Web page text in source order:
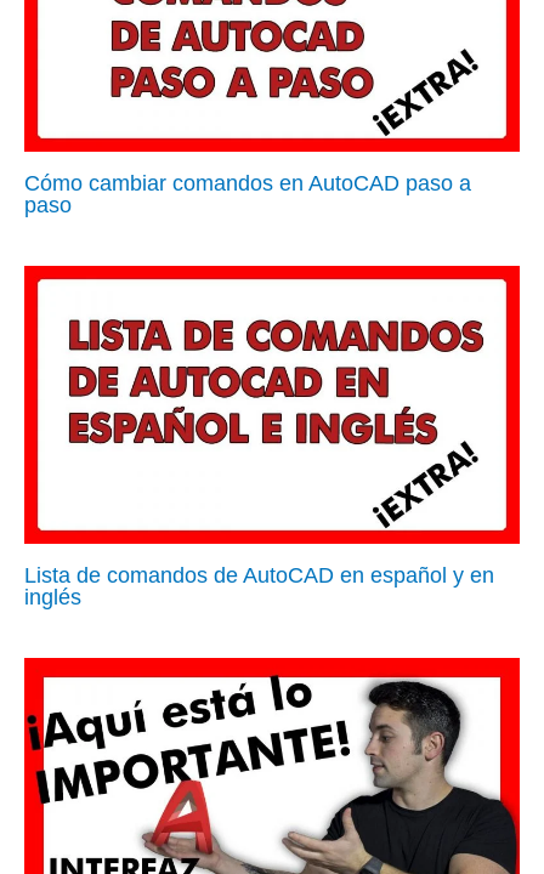
Cómo cambiar comandos en AutoCAD paso a
paso
Lista de comandos de AutoCAD en español y en
inglés